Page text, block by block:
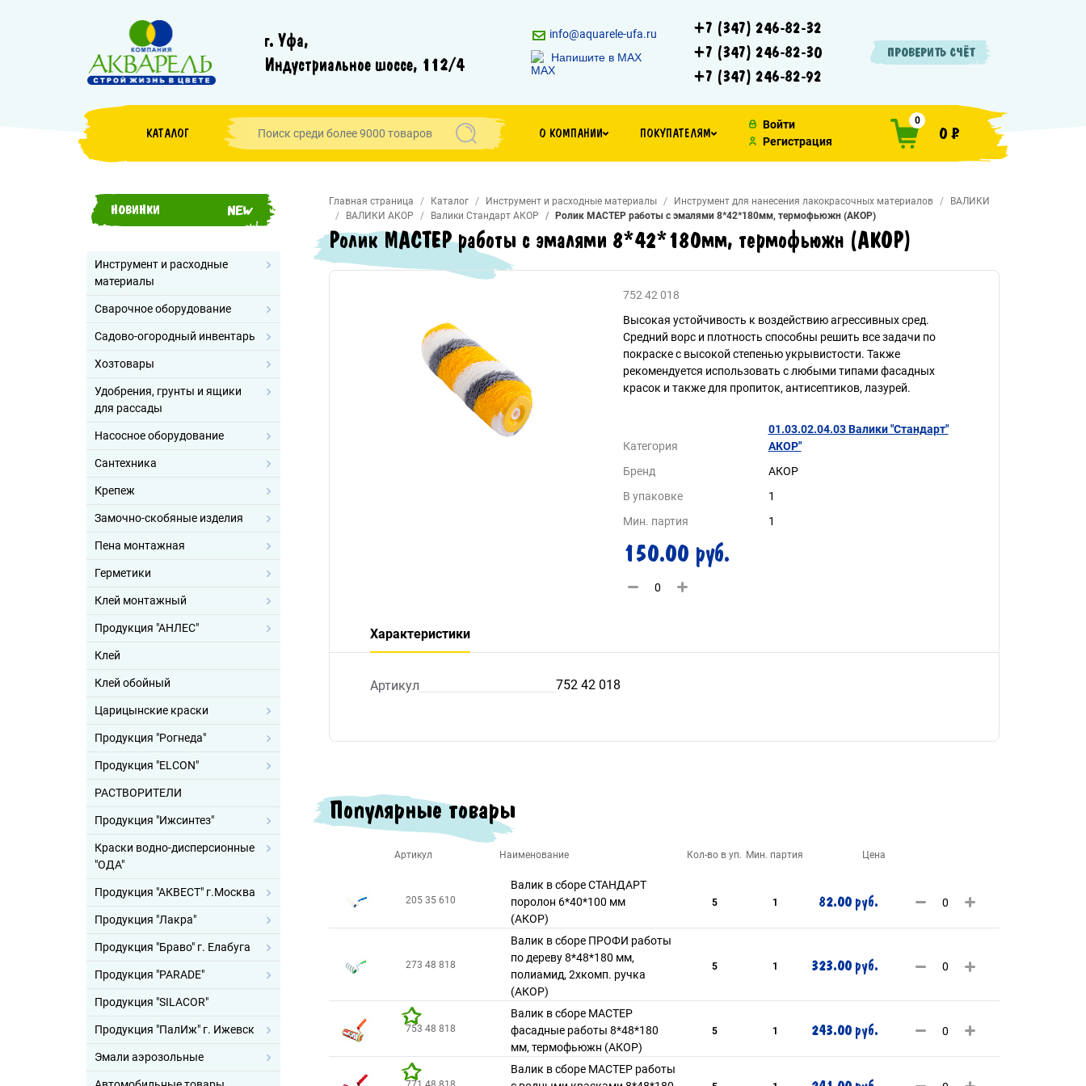
г. Уфа,
Индустриальное шоссе, 112/4
info@aquarele-ufa.ru
Напишите в MAX
+7 (347) 246-82-32
+7 (347) 246-82-30
+7 (347) 246-82-92
ПРОВЕРИТЬ СЧЁТ
КАТАЛОГ О КОМПАНИИ ПОКУПАТЕЛЯМ
Войти
Регистрация
0
0 ₽
НОВИНКИ
Инструмент и расходные
материалы
Сварочное оборудование
Садово-огородный инвентарь
Хозтовары
Удобрения, грунты и ящики
для рассады
Насосное оборудование
Сантехника
Крепеж
Замочно-скобяные изделия
Пена монтажная
Герметики
Клей монтажный
Продукция "АНЛЕС"
Клей
Клей обойный
Царицынские краски
Продукция "Рогнеда"
Продукция "ELCON"
РАСТВОРИТЕЛИ
Продукция "Ижсинтез"
Краски водно-дисперсионные
"ОДА"
Продукция "АКВЕСТ" г.Москва
Продукция "Лакра"
Продукция "Браво" г. Елабуга
Продукция "PARADE"
Продукция "SILACOR"
Продукция "ПалИж" г. Ижевск
Эмали аэрозольные
Главная страница Каталог Инструмент и расходные материалы Инструмент для нанесения лакокрасочных материалов
ВАЛИКИ
ВАЛИКИ АКОР
Валики Стандарт АКОР Ролик МАСТЕР работы с эмалями 8*42*180мм, термофьюжн (АКОР)
Ролик МАСТЕР работы с эмалями 8*42*180мм, термофьюжн (АКОР)
752 42 018
Высокая устойчивость к воздействию агрессивных сред.
Средний ворс и плотность способны решить все задачи по
покраске с высокой степенью укрывистости. Также
рекомендуется использовать с любыми типами фасадных
красок и также для пропиток, антисептиков, лазурей.
Категория
01.03.02.04.03 Валики "Стандарт"
АКОР"
Бренд
АКОР
В упаковке
1
Мин. партия
1
150.00 руб.
Характеристики
Артикул 752 42 018
Популярные товары
Артикул Наименование Кол-во в уп. Мин. партия Цена
205 35 610
Валик в сборе СТАНДАРТ
поролон 6*40*100 мм
(АКОР)
5 1 82.00 руб.
273 48 818
Валик в сборе ПРОФИ работы
по дереву 8*48*180 мм,
полиамид, 2хкомп. ручка
(АКОР)
5 1 323.00 руб.
753 48 818
Валик в сборе МАСТЕР
фасадные работы 8*48*180
мм, термофьюжн (АКОР)
5 1 243.00 руб.
Валик в сборе МАСТЕР работы